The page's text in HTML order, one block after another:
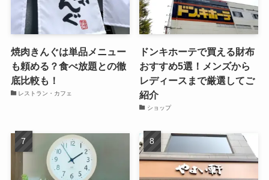
焼肉きんぐは単品メニュー
も頼める？食べ放題との徹
底比較も！
レストラン・カフェ
ドンキホーテで買える財布
おすすめ5選！メンズから
レディースまで厳選してご
紹介
ショップ